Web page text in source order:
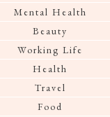
Mental Health
Beauty
Working Life
Health
Travel
Food